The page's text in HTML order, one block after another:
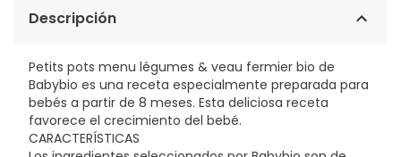
Descripción
Petits pots menu légumes & veau fermier bio de
Babybio es una receta especialmente preparada para
bebés a partir de 8 meses. Esta deliciosa receta
favorece el crecimiento del bebé.
CARACTERÍSTICAS